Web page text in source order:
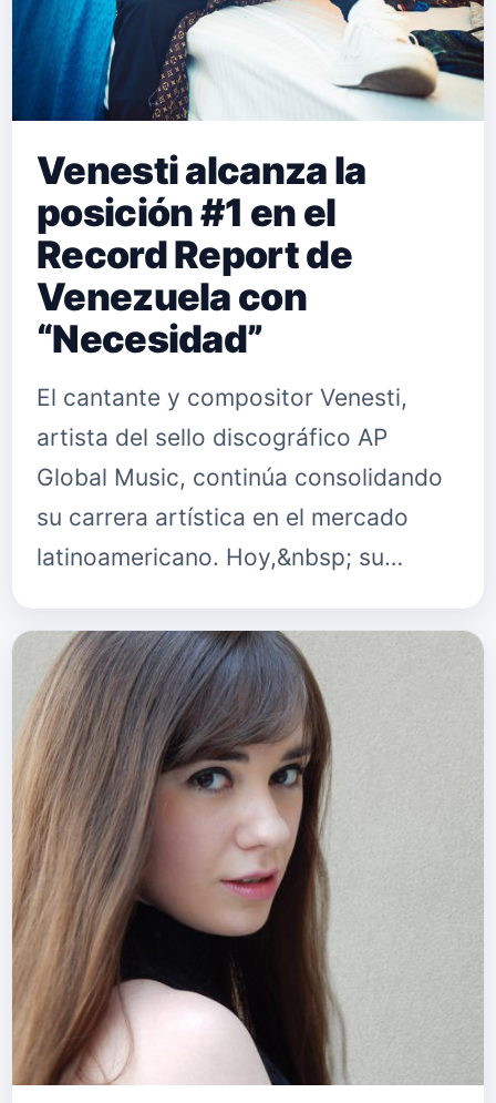
no es una excepción. El …
Venesti alcanza la
posición #1 en el
Record Report de
Venezuela con
“Necesidad”
El cantante y compositor Venesti,
artista del sello discográfico AP
Global Music, continúa consolidando
su carrera artística en el mercado
latinoamericano. Hoy,&nbsp; su
alcanzado el puesto #1 en 2
diferentes …